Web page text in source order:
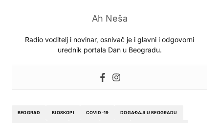
Ah Neša
Radio voditelj i novinar, osnivač je i glavni i odgovorni
urednik portala Dan u Beogradu.
BEOGRAD BIOSKOPI COVID-19 DOGAĐAJI U BEOGRADU